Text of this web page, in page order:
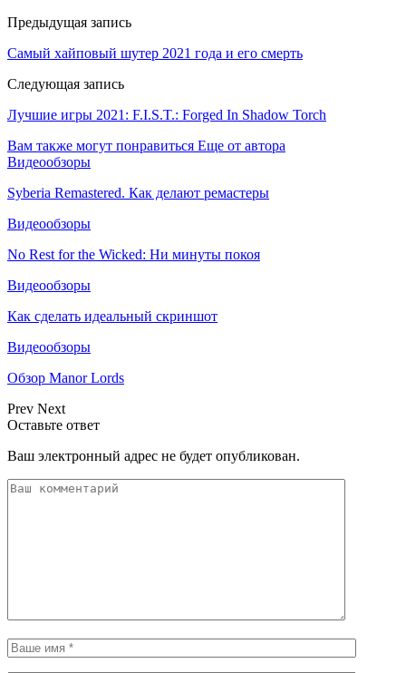
Предыдущая запись
Самый хайповый шутер 2021 года и его смерть
Следующая запись
Лучшие игры 2021: F.I.S.T.: Forged In Shadow Torch
Вам также могут понравиться Еще от автора
Видеообзоры
Syberia Remastered. Как делают ремастеры
Видеообзоры
No Rest for the Wicked: Ни минуты покоя
Видеообзоры
Как сделать идеальный скриншот
Видеообзоры
Обзор Manor Lords
Prev Next
Оставьте ответ
Ваш электронный адрес не будет опубликован.